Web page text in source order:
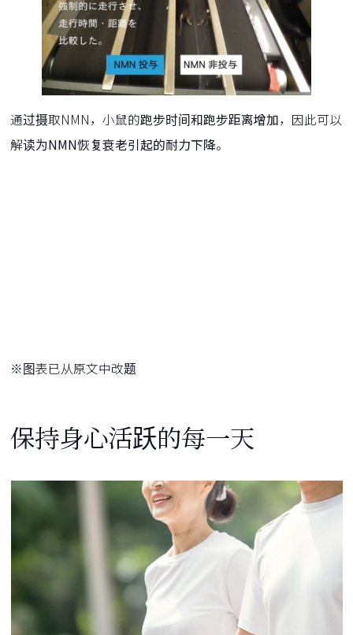
通过摄取NMN，小鼠的跑步时间和跑步距离增加，因此可以
解读为NMN恢复衰老引起的耐力下降。
※图表已从原文中改题
保持身心活跃的每一天